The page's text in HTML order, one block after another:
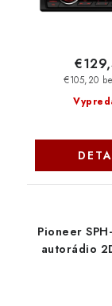
€105,20
Pioneer
autorádio